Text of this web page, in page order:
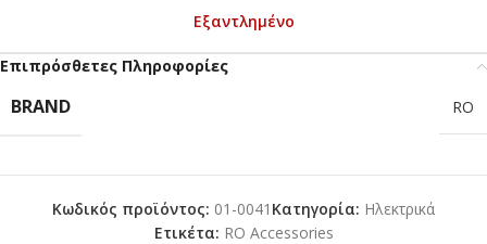
Εξαντλημένο
Επιπρόσθετες Πληροφορίες
BRAND RO
Κωδικός προϊόντος: 01-0041 Κατηγορία: Ηλεκτρικά
Ετικέτα: RO Accessories